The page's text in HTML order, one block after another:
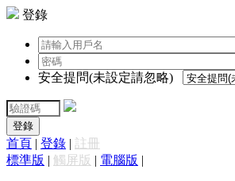
登錄
安全提問(未設定請忽略)
登錄
首頁 | 登錄 | 註冊
標準版 | 觸屏版 | 電腦版 |